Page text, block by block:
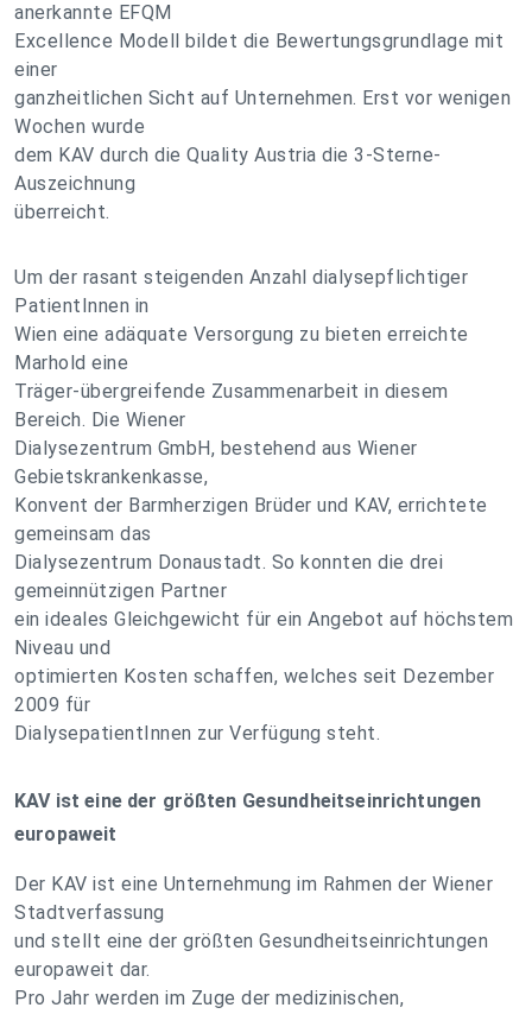
anerkannte EFQM
Excellence Modell bildet die Bewertungsgrundlage mit
einer
ganzheitlichen Sicht auf Unternehmen. Erst vor wenigen
Wochen wurde
dem KAV durch die Quality Austria die 3-Sterne-
Auszeichnung
überreicht.
Um der rasant steigenden Anzahl dialysepflichtiger
PatientInnen in
Wien eine adäquate Versorgung zu bieten erreichte
Marhold eine
Träger-übergreifende Zusammenarbeit in diesem
Bereich. Die Wiener
Dialysezentrum GmbH, bestehend aus Wiener
Gebietskrankenkasse,
Konvent der Barmherzigen Brüder und KAV, errichtete
gemeinsam das
Dialysezentrum Donaustadt. So konnten die drei
gemeinnützigen Partner
ein ideales Gleichgewicht für ein Angebot auf höchstem
Niveau und
optimierten Kosten schaffen, welches seit Dezember
2009 für
DialysepatientInnen zur Verfügung steht.
KAV ist eine der größten Gesundheitseinrichtungen
europaweit
Der KAV ist eine Unternehmung im Rahmen der Wiener
Stadtverfassung
und stellt eine der größten Gesundheitseinrichtungen
europaweit dar.
Pro Jahr werden im Zuge der medizinischen,